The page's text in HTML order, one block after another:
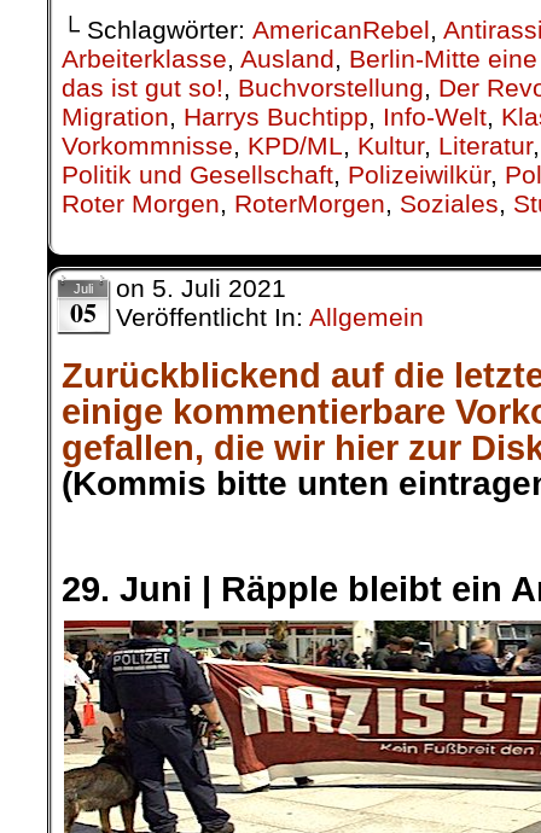
└ Schlagwörter: AmericanRebel,
Arbeiterklasse, Ausland, Berlin-Mitte
das ist gut so!, Buchvorstellung, Der
Migration, Harrys Buchtipp, Info-Welt,
Vorkommnisse, KPD/ML, Kultur, Literatur
Politik und Gesellschaft, Polizeiwilkür,
Roter Morgen, RoterMorgen, Soziales,
Juli
05
on 5. Juli 2021
Veröffentlicht In: Allgemein
Zurückblickend auf die
einige kommentierbare
gefallen, die wir hier zur
(Kommis bitte unten
29. Juni | Räpple bleibt ein